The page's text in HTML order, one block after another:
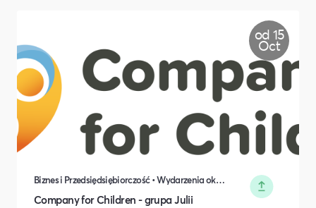
od 15
Oct
Biznes i Przedsiędsiębiorczość • Wydarzenia okolicznościowe
Company for Children - grupa Julii